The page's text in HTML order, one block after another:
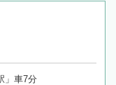
」車7分